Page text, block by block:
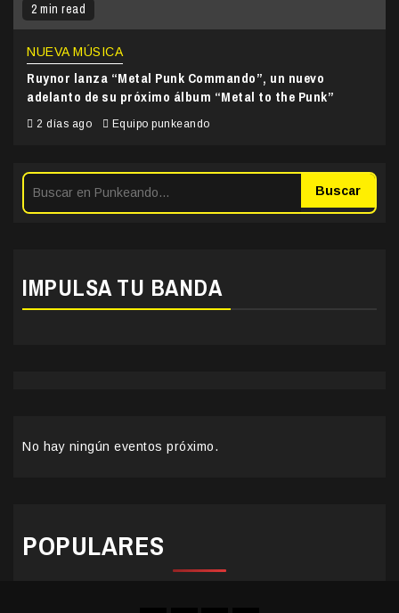
2 min read
NUEVA MÚSICA
Ruynor lanza “Metal Punk Commando”, un nuevo
adelanto de su próximo álbum “Metal to the Punk”
2 días ago Equipo punkeando
Buscar
IMPULSA TU BANDA
No hay ningún eventos próximo.
POPULARES